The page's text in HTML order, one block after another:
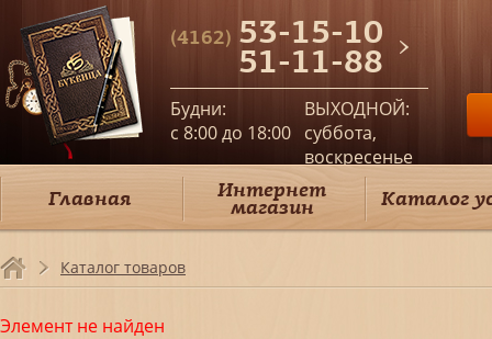
(4162) 53-15-10
51-11-88
Будни:
c 8:00 до 18:00
ВЫХОДНОЙ:
суббота,
воскресенье
Главная Интернет
магазин Каталог
Каталог товаров
Элемент не найден